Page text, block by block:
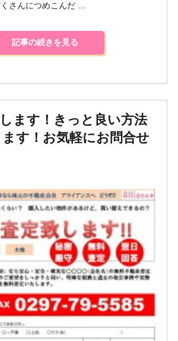
さんにつめこんだ …
記事の続きを見る
ます！きっと良い方法
す！お気軽にお問合せ